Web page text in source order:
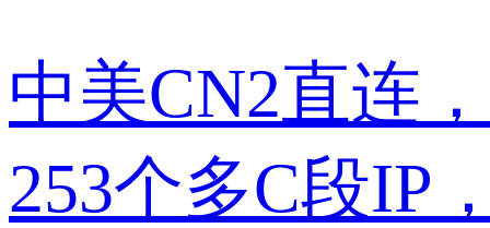
中美CN2直连
253个多C段IP